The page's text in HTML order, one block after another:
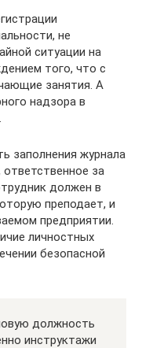
не
ситуации на
того, что с
занятия. А
надзора в
заполнения журнала
за
должен в
преподает, и
предприятии.
личностных
безопасной
должность
инструктажи